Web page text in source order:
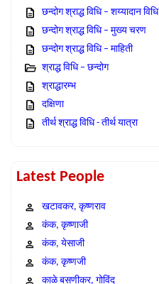
छन्दोग श्राद्ध विधि – शय्यादान विधि
छन्दोग श्राद्ध विधि – मुख्य चरण
छन्दोग श्राद्ध विधि – माहिती
श्राद्ध विधि – छन्दोग
श्राद्धारम्भ
दक्षिणा
तीर्थ श्राद्ध विधि - तीर्थ यात्रा
Latest People
खटावकर, कृष्णराव
कंक, कृष्णाजी
कंक, येसाजी
कंक, कृष्णजी
काळे बसणीकर, गोविंद